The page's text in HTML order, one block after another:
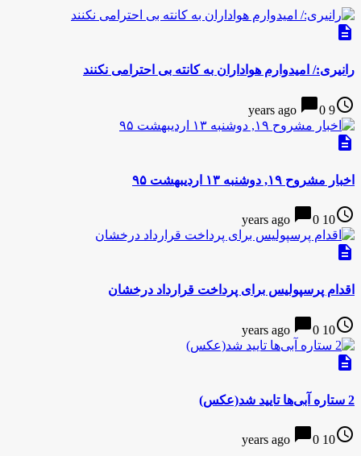
description
رانیری:/ امیدوارم هواداران به کانته بی احترامی نکنند
access_time
9 years ago
chat_bubble0
description
اخبار مشروح ۱۹, دوشنبه ۱۳ اردیبهشت ۹۵
access_time
10 years ago
chat_bubble0
description
اقدام پرسپولیس برای پرداخت قرارداد درخشان
access_time
10 years ago
chat_bubble0
description
2 ستاره آبی‌ها تایید شد(عکس)
access_time
10 years ago
chat_bubble0